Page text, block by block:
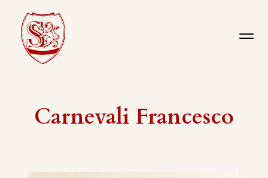
Carnevali Francesco